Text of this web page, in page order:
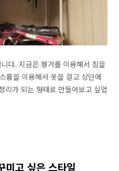
다. 지금은 헹거를 이용해서 짐을
룸을 이용해서 옷을 걸고 상단에
리가 되는 형태로 만들어보고 싶었
미고 싶은 스타일